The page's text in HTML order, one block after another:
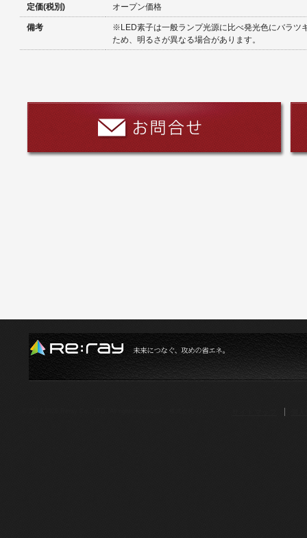
定価(税別) オープン価格
備考
※LED素子は一般ランプ光源に比べ発光色にバラツ
ため、明るさが異なる場合があります。